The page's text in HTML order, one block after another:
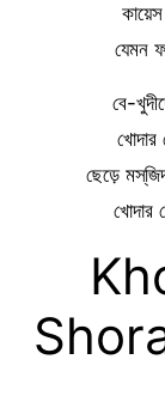
যেমন
বে-
খোদার
ছেড়ে
খোদার